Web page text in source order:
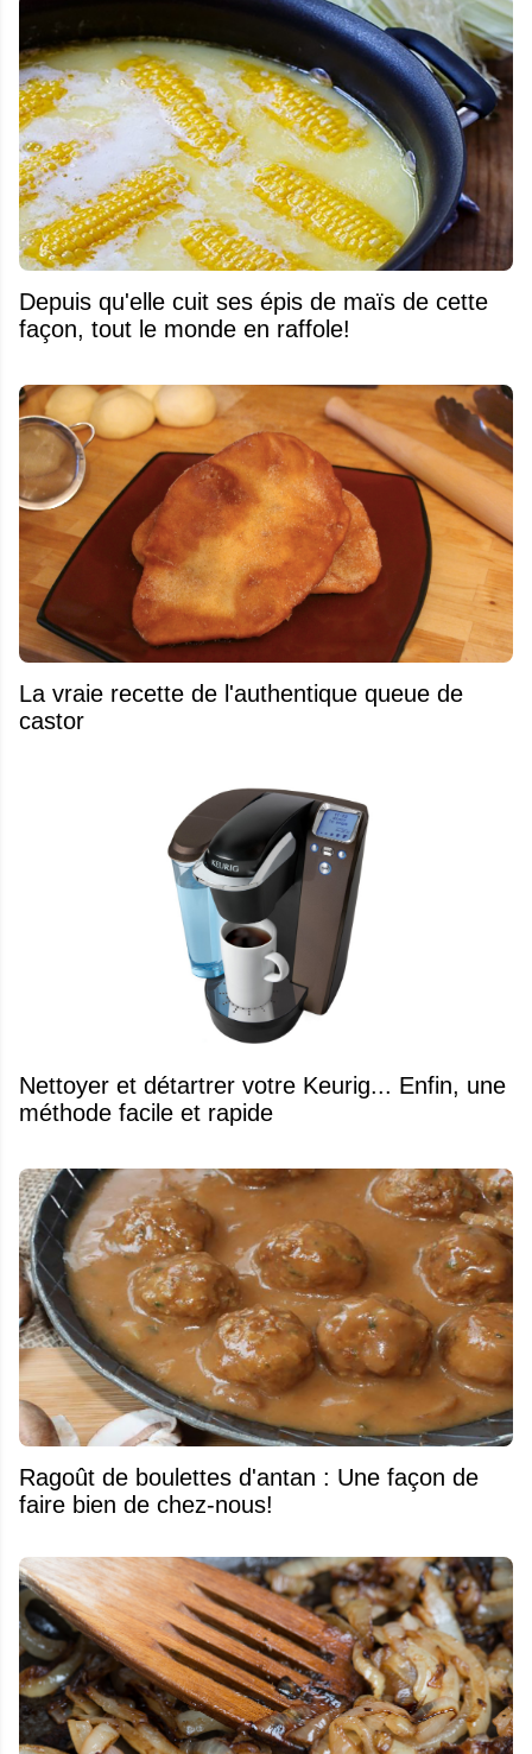
Depuis qu'elle cuit ses épis de maïs de cette
façon, tout le monde en raffole!
La vraie recette de l'authentique queue de
castor
Nettoyer et détartrer votre Keurig... Enfin, une
méthode facile et rapide
Ragoût de boulettes d'antan : Une façon de
faire bien de chez-nous!